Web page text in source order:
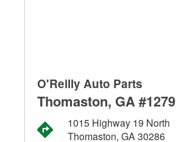
O'Reilly Auto Parts
Thomaston, GA #1279
1015 Highway 19 North
Thomaston, GA 30286